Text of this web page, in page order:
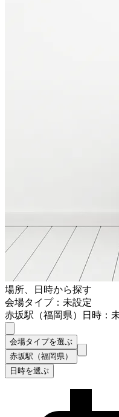
場所、日時から探す
会場タイプ：未設定
赤坂駅（福岡県）
日時：
会場タイプを選ぶ
赤坂駅（福岡県）
日時を選ぶ